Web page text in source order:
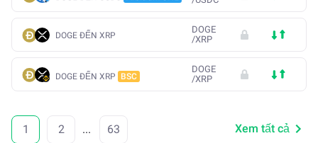
DOGE ĐẾN XRP
DOGE
/XRP
DOGE ĐẾN XRP BSC
DOGE
/XRP
1 2 ... 63 Xem tất cả